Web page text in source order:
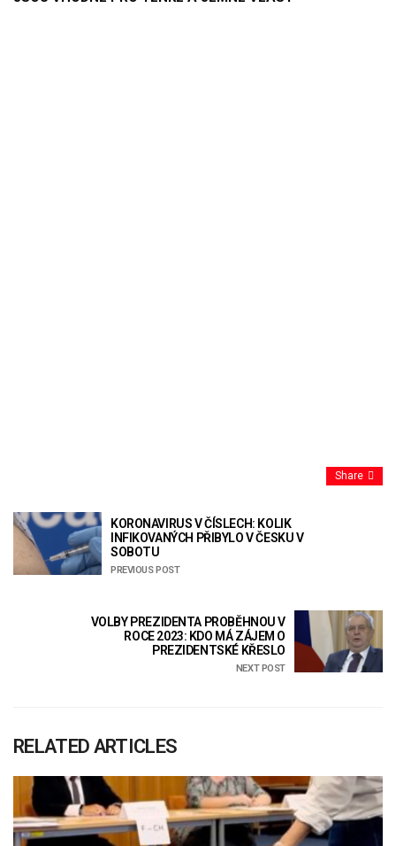
Share
KORONAVIRUS V ČÍSLECH: KOLIK
INFIKOVANÝCH PŘIBYLO V ČESKU V
SOBOTU
PREVIOUS POST
VOLBY PREZIDENTA PROBĚHNOU V
ROCE 2023: KDO MÁ ZÁJEM O
PREZIDENTSKÉ KŘESLO
NEXT POST
RELATED ARTICLES